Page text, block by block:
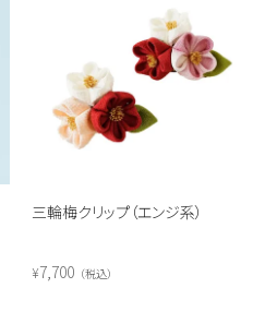
三輪梅クリップ（エンジ系）
¥7,700 税込